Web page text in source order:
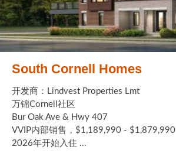
South Cornell Homes
开发商：Lindvest Properties Lmt
万锦Cornell社区
Bur Oak Ave & Hwy 407
VVIP内部销售，$1,189,990 - $1,879,990
2026年开始入住 ...